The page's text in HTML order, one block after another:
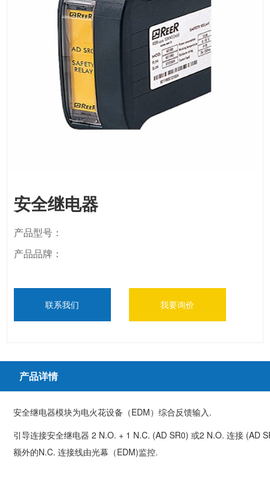
安全继电器
产品型号：
产品品牌：
联系我们 我要询价
产品详情
安全继电器模块为电火花设备（EDM）综合反馈输入.
引导连接安全继电器 2 N.O. + 1 N.C. (AD SR0) 或2 N.O. 连接 (AD
额外的N.C. 连接线由光幕（EDM)监控.